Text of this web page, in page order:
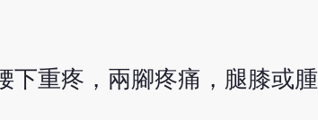
下重疼，兩腳疼痛，腿膝或腫